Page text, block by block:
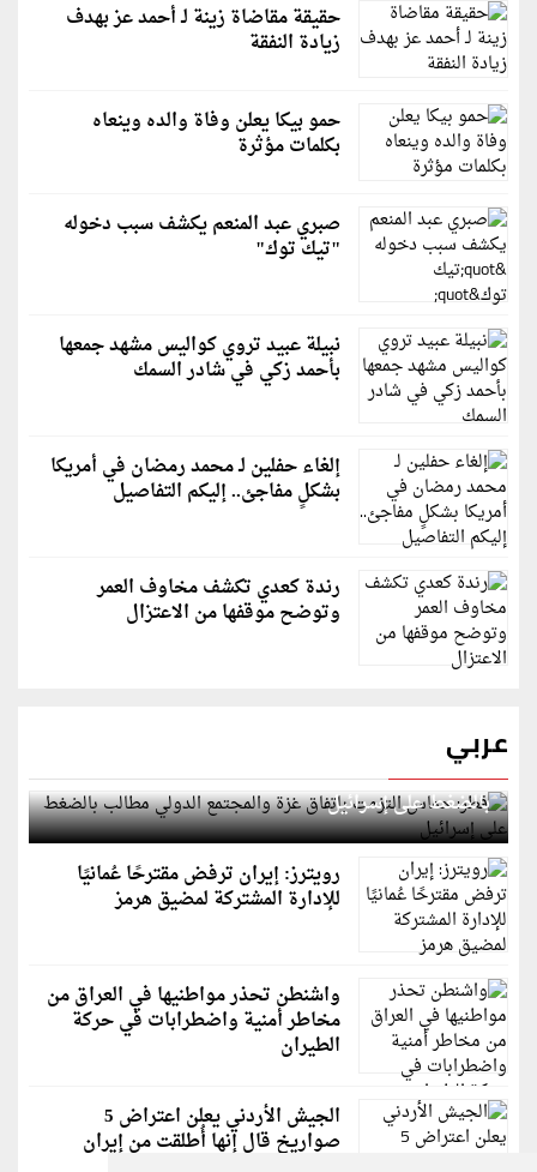
حقيقة مقاضاة زينة لـ أحمد عز بهدف
زيادة النفقة
حمو بيكا يعلن وفاة والده وينعاه
بكلمات مؤثرة
صبري عبد المنعم يكشف سبب دخوله
"تيك توك"
نبيلة عبيد تروي كواليس مشهد جمعها
بأحمد زكي في شادر السمك
إلغاء حفلين لـ محمد رمضان في أمريكا
بشكلٍ مفاجئ.. إليكم التفاصيل
رندة كعدي تكشف مخاوف العمر
وتوضح موقفها من الاعتزال
عربي
قطر: حماس التزمت باتفاق غزة والمجتمع الدولي مطالب
بالضغط على إسرائيل
رويترز: إيران ترفض مقترحًا عُمانيًا
للإدارة المشتركة لمضيق هرمز
واشنطن تحذر مواطنيها في العراق من
مخاطر أمنية واضطرابات في حركة
الطيران
الجيش الأردني يعلن اعتراض 5
صواريخ قال إنها أُطلقت من إيران